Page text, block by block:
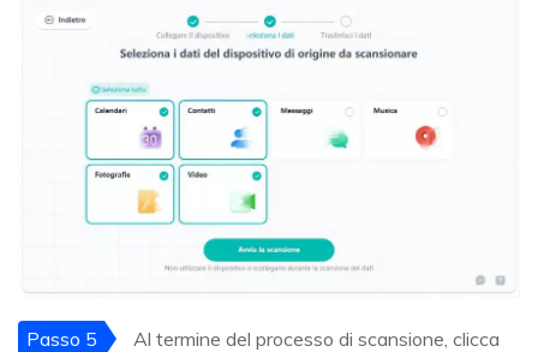
Passo 5
Al termine del processo di scansione, clicca